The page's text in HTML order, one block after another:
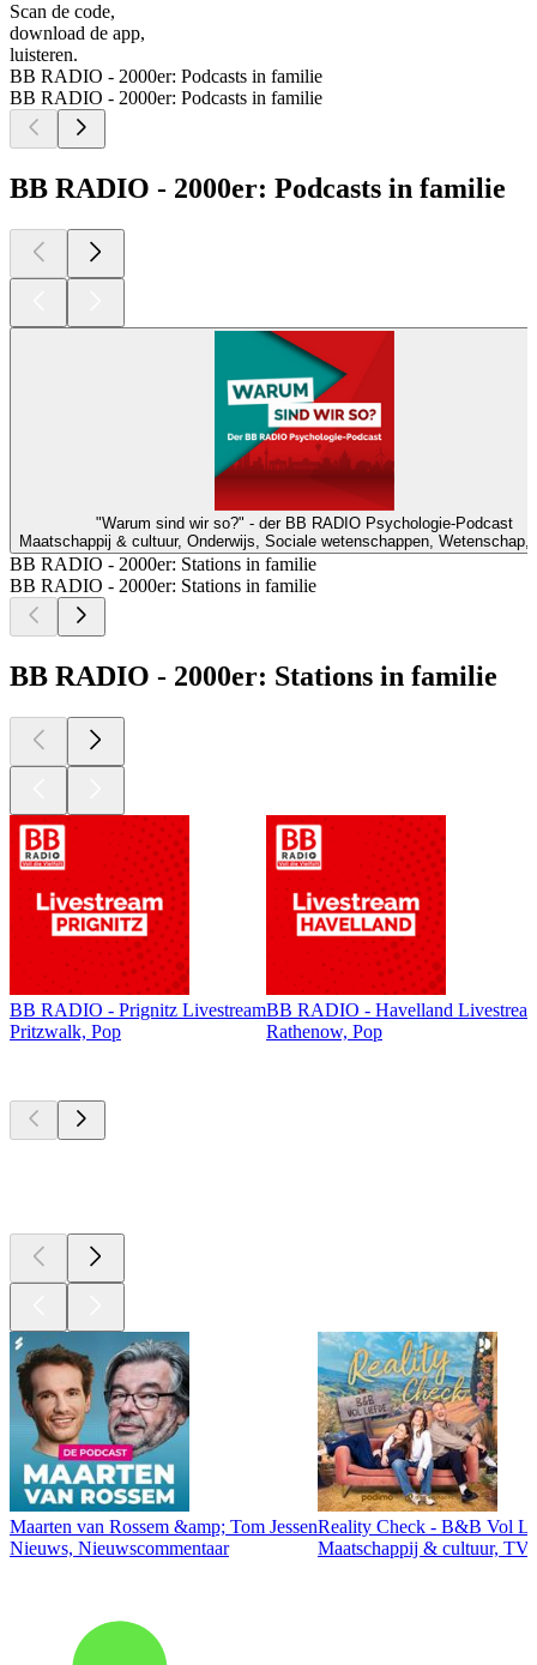
Scan de code,
download de app,
luisteren.
BB RADIO - 2000er: Podcasts in familie
BB RADIO - 2000er: Podcasts in familie
BB RADIO - 2000er: Podcasts in familie
"Warum sind wir so?" - der BB RADIO Psychologie-Podcast
Maatschappij & cultuur, Onderwijs, Sociale wetenschappen, Wetenschap,
BB RADIO - 2000er: Stations in familie
BB RADIO - 2000er: Stations in familie
BB RADIO - 2000er: Stations in familie
BB RADIO - Prignitz Livestream
Pritzwalk, Pop
BB RADIO - Havelland
Rathenow, Pop
Maarten van Rossem &amp; Tom Jessen
Nieuws, Nieuwscommentaar
Reality Check - B&B Vol
Maatschappij & cultuur,